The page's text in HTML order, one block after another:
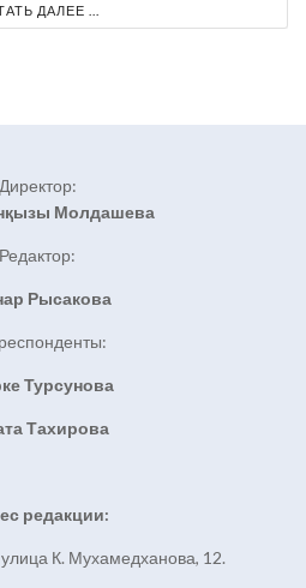
ДАЛЕЕ ...
Директор:
Молдашева
Редактор:
Рысакова
Турсунова
Тахирова
редакции:
К. Мухамедханова, 12.